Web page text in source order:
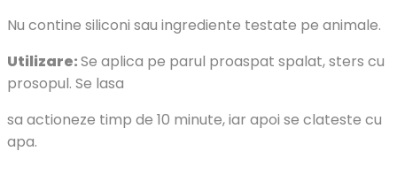
Nu contine siliconi sau ingrediente testate pe animale.
Utilizare:Se aplica pe parul proaspat spalat, sters cu
prosopul. Se lasa
sa actioneze timp de 10 minute, iar apoi se clateste cu
apa.